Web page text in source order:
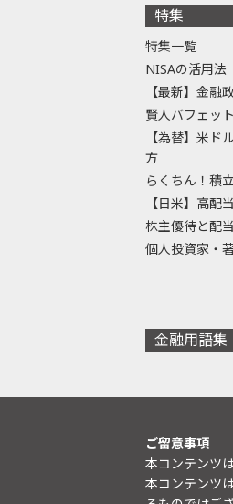
特集
特集一覧
NISAの活用法
【最新】金融
賢人バフェッ
【為替】米ド
方
らくちん！積
【日米】高配
株主優待と配当
個人投資家・
金融用語集
ご留意事項
本コンテンツ
本コンテンツ